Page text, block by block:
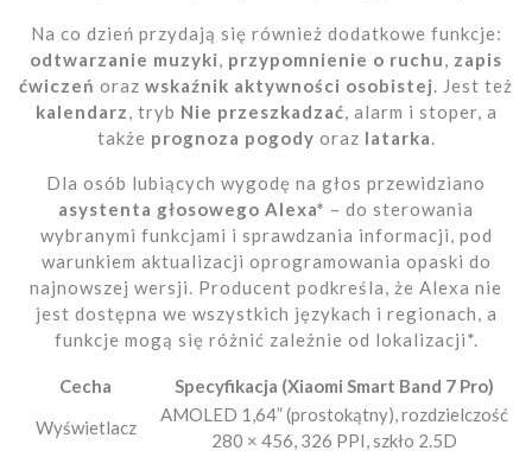
Na co dzień przydają się również dodatkowe funkcje:
odtwarzanie muzyki, przypomnienie o ruchu, zapis
ćwiczeń oraz wskaźnik aktywności osobistej. Jest też
kalendarz, tryb Nie przeszkadzać, alarm i stoper, a
także prognoza pogody oraz latarka.
Dla osób lubiących wygodę na głos przewidziano
asystenta głosowego Alexa* – do sterowania
wybranymi funkcjami i sprawdzania informacji, pod
warunkiem aktualizacji oprogramowania opaski do
najnowszej wersji. Producent podkreśla, że Alexa nie
jest dostępna we wszystkich językach i regionach, a
funkcje mogą się różnić zależnie od lokalizacji*.
Cecha
Specyfikacja (Xiaomi Smart Band 7 Pro)
Wyświetlacz
AMOLED 1,64” (prostokątny), rozdzielczość
280 × 456, 326 PPI, szkło 2.5D